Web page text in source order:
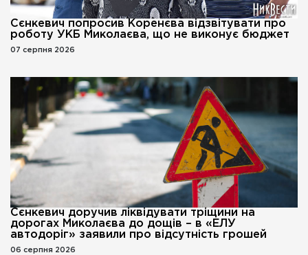
Сєнкевич попросив Коренєва відзвітувати про
роботу УКБ Миколаєва, що не виконує бюджет
07 серпня 2026
Сєнкевич доручив ліквідувати тріщини на
дорогах Миколаєва до дощів – в «ЕЛУ
автодоріг» заявили про відсутність грошей
06 серпня 2026